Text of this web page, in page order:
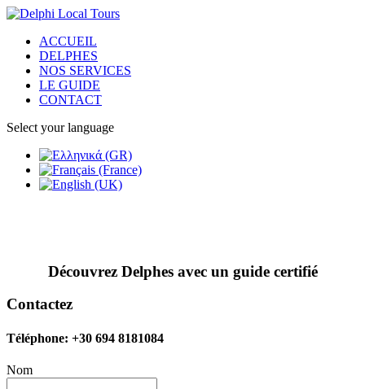
ACCUEIL
DELPHES
NOS SERVICES
LE GUIDE
CONTACT
Select your language
Découvrez Delphes avec un guide certifié
Contactez
Téléphone: +30 694 8181084
Nom